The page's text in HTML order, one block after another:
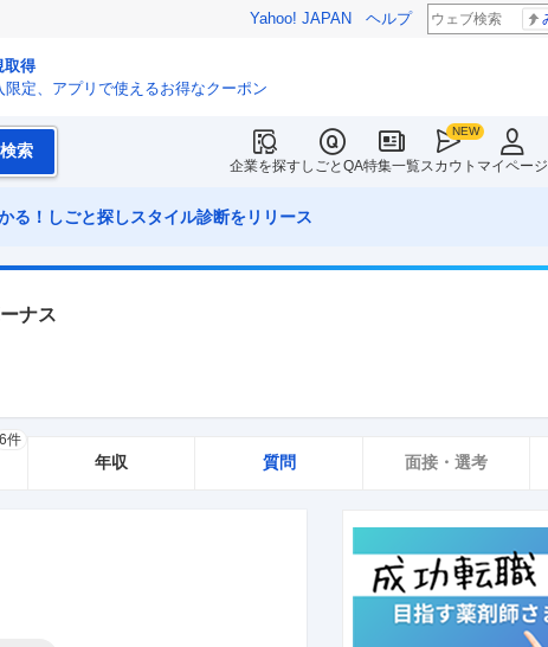
Yahoo! JAPAN ヘルプ
取得
限定、アプリで使えるお得なクーポン
企業を探すしごとQA特集一覧スカウト マイページ
る！しごと探しスタイル診断をリリース
ナス
6件
年収 質問 面接・選考